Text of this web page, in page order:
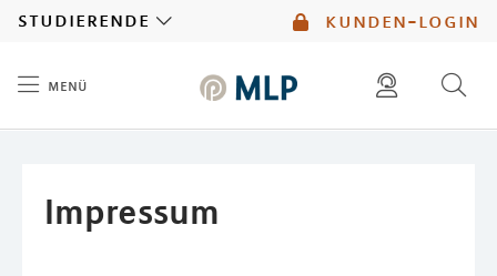
kunden-login
studierende
menü
Impressum